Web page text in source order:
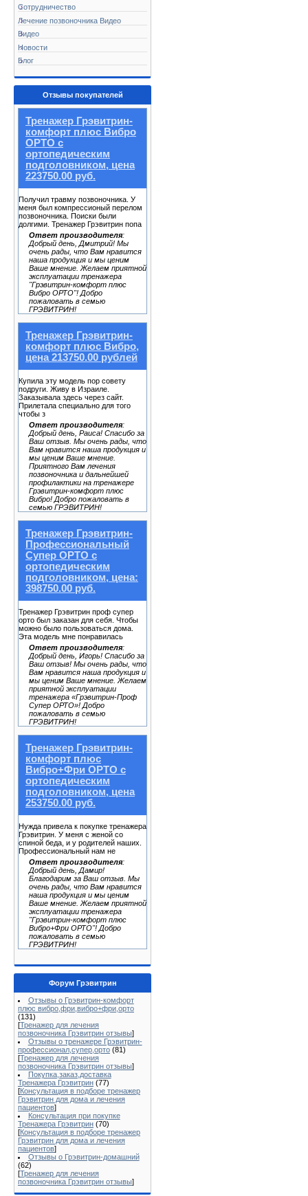
Сотрудничество
Лечение позвоночника Видео
Видео
Новости
Блог
Отзывы покупателей
Тренажер Грэвитрин-
комфорт плюс Вибро
ОРТО с
ортопедическим
подголовником, цена
223750.00 руб.
Получил травму позвоночника. У
меня был компрессионый перелом
позвоночника. Поиски были
долгими. Тренажер Грэвитрин попа
Ответ производителя:
Добрый день, Дмитрий! Мы
очень рады, что Вам нравится
наша продукция и мы ценим
Ваше мнение. Желаем приятной
эксплуатации тренажера
"Грэвитрин-комфорт плюс
Вибро ОРТО"! Добро
пожаловать в семью
ГРЭВИТРИН!
Тренажер Грэвитрин-
комфорт плюс Вибро,
цена 213750.00 рублей
Купила эту модель пор совету
подруги. Живу в Израиле.
Заказывала здесь через сайт.
Прилетала специально для того
чтобы з
Ответ производителя:
Добрый день, Раиса! Спасибо за
Ваш отзыв. Мы очень рады, что
Вам нравится наша продукция и
мы ценим Ваше мнение.
Приятного Вам лечения
позвоночника и дальнейшей
профилактики на тренажере
Грэвитрин-комфорт плюс
Вибро! Добро пожаловать в
семью ГРЭВИТРИН!
Тренажер Грэвитрин-
Профессиональный
Супер ОРТО с
ортопедическим
подголовником, цена:
398750.00 руб.
Тренажер Грэвитрин проф супер
орто был заказан для себя. Чтобы
можно было пользоваться дома.
Эта модель мне понравилась
Ответ производителя:
Добрый день, Игорь! Спасибо за
Ваш отзыв! Мы очень рады, что
Вам нравится наша продукция и
мы ценим Ваше мнение. Желаем
приятной эксплуатации
тренажера «Грэвитрин-Проф
Супер ОРТО»! Добро
пожаловать в семью
ГРЭВИТРИН!
Тренажер Грэвитрин-
комфорт плюс
Вибро+Фри ОРТО с
ортопедическим
подголовником, цена
253750.00 руб.
Нужда привела к покупке тренажера
Грэвитрин. У меня с женой со
спиной беда, и у родителей наших.
Профессиональный нам не
Ответ производителя:
Добрый день, Дамир!
Благодарим за Ваш отзыв. Мы
очень рады, что Вам нравится
наша продукция и мы ценим
Ваше мнение. Желаем приятной
эксплуатации тренажера
"Грэвитрин-комфорт плюс
Вибро+Фри ОРТО"! Добро
пожаловать в семью
ГРЭВИТРИН!
Форум Грэвитрин
Отзывы о Грэвитрин-комфорт
плюс вибро,фри,вибро+фри,орто
(131)
[Тренажер для лечения
позвоночника Грэвитрин отзывы]
Отзывы о тренажере Грэвитрин-
профессионал,супер,орто (81)
[Тренажер для лечения
позвоночника Грэвитрин отзывы]
Покупка,заказ,доставка
Тренажера Грэвитрин (77)
[Консультация в подборе тренажер
Грэвитрин для дома и лечения
пациентов]
Консультация при покупке
Тренажера Грэвитрин (70)
[Консультация в подборе тренажер
Грэвитрин для дома и лечения
пациентов]
Отзывы о Грэвитрин-домашний
(62)
[Тренажер для лечения
позвоночника Грэвитрин отзывы]